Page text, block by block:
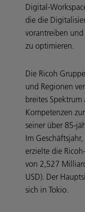
Digital-
die die
vorantreiben und
zu optimieren.
Die Ricoh
und Regionen
breites
Kompetenzen
seiner über 85-
Im
erzielte die
von 2,527
USD). Der
sich in Tokio.